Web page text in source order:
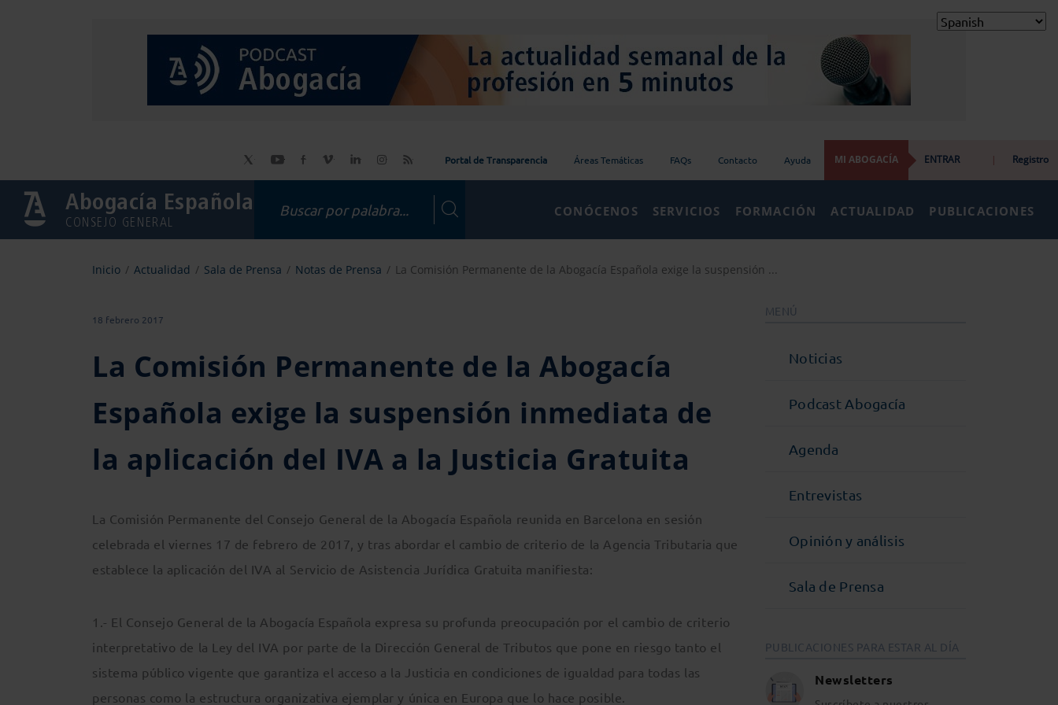
Portal de Transparencia Áreas Temáticas FAQs Contacto Ayuda MI ABOGACÍA ENTRAR | Registro
Abogacía Española
CONSEJO GENERAL
CONÓCENOS SERVICIOS FORMACIÓN ACTUALIDAD PUBLICACIONES
Inicio Actualidad Sala de Prensa Notas de Prensa La Comisión Permanente de la Abogacía Española exige la suspensión ...
18 febrero 2017
La Comisión Permanente de la Abogacía
Española exige la suspensión inmediata de
la aplicación del IVA a la Justicia Gratuita
La Comisión Permanente del Consejo General de la Abogacía Española reunida en Barcelona en sesión
celebrada el viernes 17 de febrero de 2017, y tras abordar el cambio de criterio de la Agencia Tributaria que
establece la aplicación del IVA al Servicio de Asistencia Jurídica Gratuita manifiesta:
1.- El Consejo General de la Abogacía Española expresa su profunda preocupación por el cambio de criterio
interpretativo de la Ley del IVA por parte de la Dirección General de Tributos que pone en riesgo tanto el
sistema público vigente que garantiza el acceso a la Justicia en condiciones de igualdad para todas las
personas como la estructura organizativa ejemplar y única en Europa que lo hace posible.
MENÚ
Noticias
Podcast Abogacía
Agenda
Entrevistas
Opinión y análisis
Sala de Prensa
PUBLICACIONES PARA ESTAR AL DÍA
Newsletters